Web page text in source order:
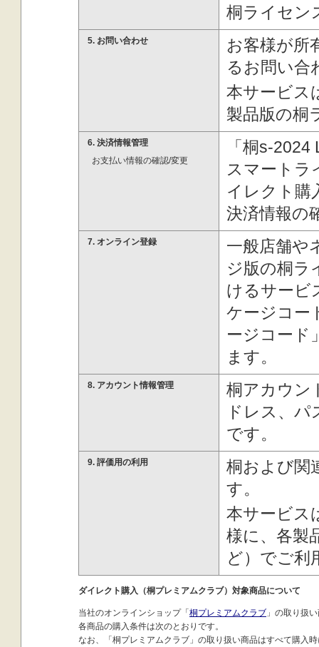
桐ライセン
5. お問い合わせ
お客様が所
るお問い合
本サービス
製品版の桐
6. 決済情報管理
お支払い情報の確認/変更
「桐s-
スマートラ
イレクト購
決済情報の
7. オンライン登録
一般店舗や
ジ版の桐ラ
けるサービ
ケージコー
ージコード
ます。
8. アカウント情報管理
桐アカウン
ドレス、
です。
9. 評価用の利用
桐および関
す。
本サービス
様に、各製
ど）でご利
ダイレクト購入（桐プレミアムクラブ）対象商品について
当社のオンラインショップ「桐プレミアムクラブ 」の取り扱
各商品の購入条件は次のとおりです。
なお、「桐プレミアムクラブ」の取り扱い商品はすべて購入